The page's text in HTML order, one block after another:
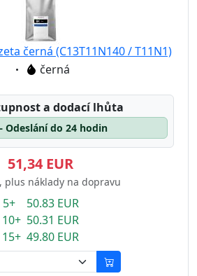
černá (C13T11N140 / T11N1)
Eigenschaft:
černá
a dodací lhůta
Odeslání do 24 hodin
51,34 EUR
plus náklady na dopravu
5+ 50.83 EUR
10+ 50.31 EUR
15+ 49.80 EUR